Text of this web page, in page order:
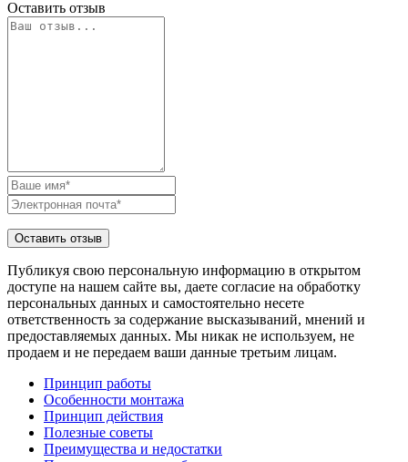
Оставить отзыв
Публикуя свою персональную информацию в открытом
доступе на нашем сайте вы, даете согласие на обработку
персональных данных и самостоятельно несете
ответственность за содержание высказываний, мнений и
предоставляемых данных. Мы никак не используем, не
продаем и не передаем ваши данные третьим лицам.
Принцип работы
Особенности монтажа
Принцип действия
Полезные советы
Преимущества и недостатки